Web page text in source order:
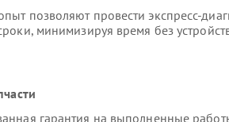
позволяют провести экспресс-
минимизируя время без
гарантия на выполненные